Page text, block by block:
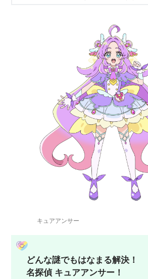
4人の中の誰がキュアエ
キュアアンサー
どんな謎でもはなまる解決！
名探偵 キュアアンサー！